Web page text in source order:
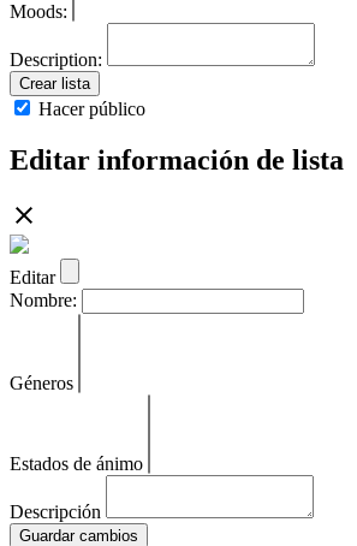
Moods:
Description:
Crear lista
Hacer público
Editar información de lista
Editar
Nombre:
Géneros
Estados de ánimo
Descripción
Guardar cambios